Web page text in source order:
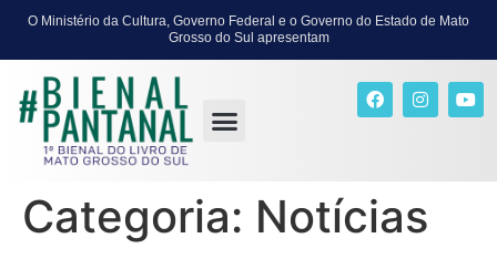
O Ministério da Cultura, Governo Federal e o Governo do Estado de Mato
Grosso do Sul apresentam
Categoria: Notícias